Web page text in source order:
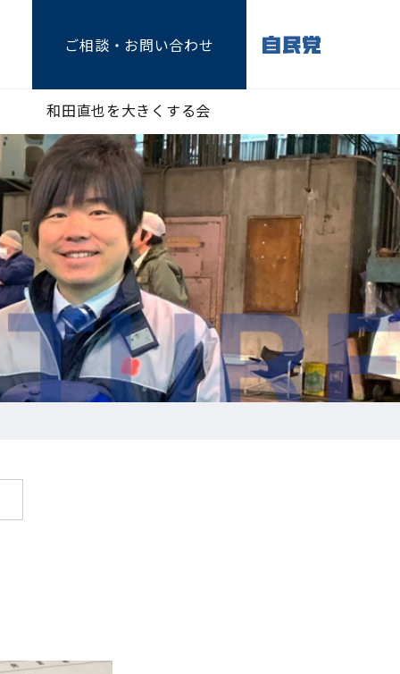
ご相談 ・お問い合わせ
和田直也を大きくする会